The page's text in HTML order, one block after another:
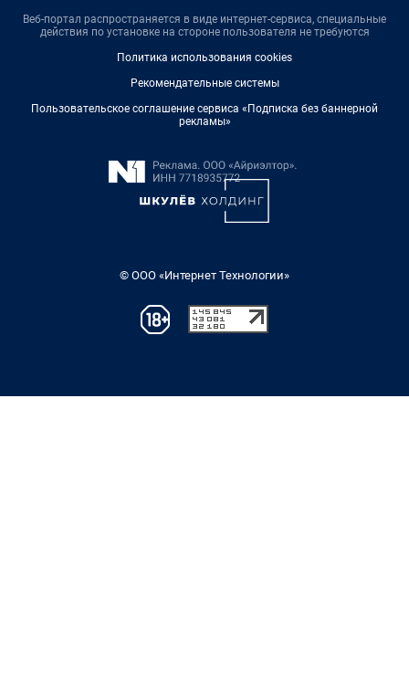
Веб-портал распространяется в виде интернет-сервиса, специальные
действия по установке на стороне пользователя не требуются
Политика использования cookies
Рекомендательные системы
Пользовательское соглашение сервиса «Подписка без баннерной
рекламы»
© ООО «Интернет Технологии»